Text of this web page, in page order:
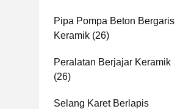
Pipa Pompa Beton Bergaris
Keramik (26)
Peralatan Berjajar Keramik
(26)
Selang Karet Berlapis